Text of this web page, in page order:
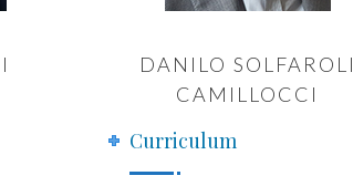
DANILO SOLFAROLI
CAMILLOCCI
Curriculum